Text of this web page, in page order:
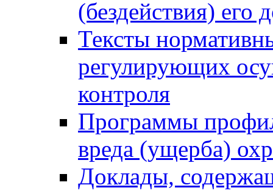
(бездействия)
Тексты
регулирующих
контроля
Программы
вреда (ущерба)
Доклады,